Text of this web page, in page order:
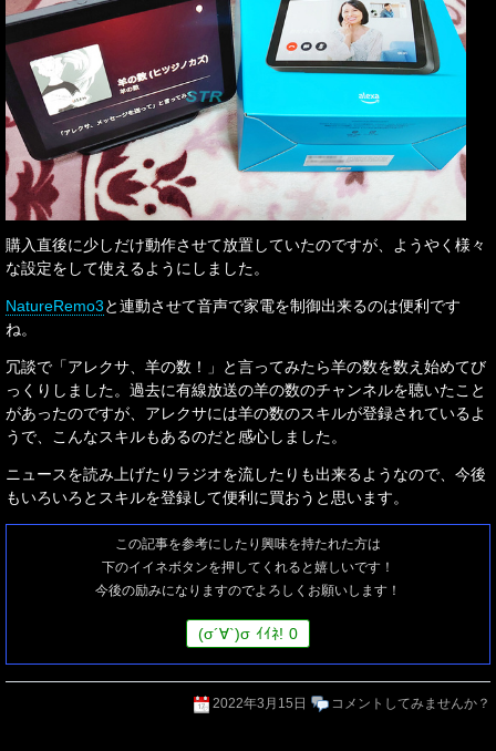
購入直後に少しだけ動作させて放置していたのですが、ようやく様々
な設定をして使えるようにしました。
NatureRemo3と連動させて音声で家電を制御出来るのは便利です
ね。
冗談で「アレクサ、羊の数！」と言ってみたら羊の数を数え始めてび
っくりしました。過去に有線放送の羊の数のチャンネルを聴いたこと
があったのですが、アレクサには羊の数のスキルが登録されているよ
うで、こんなスキルもあるのだと感心しました。
ニュースを読み上げたりラジオを流したりも出来るようなので、今後
もいろいろとスキルを登録して便利に買おうと思います。
この記事を参考にしたり興味を持たれた方は
下のイイネボタンを押してくれると嬉しいです！
今後の励みになりますのでよろしくお願いします！
(σ´∀`)σ ｲｲﾈ! 0
2022年3月15日 コメントしてみませんか？